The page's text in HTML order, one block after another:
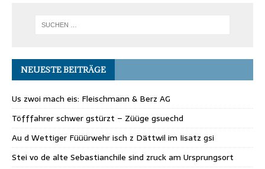
NEUESTE BEITRÄGE
Us zwoi mach eis: Fleischmann & Berz AG
Töfffahrer schwer gstürzt – Züüge gsuechd
Au d Wettiger Füüürwehr isch z Dättwil im Iisatz gsi
Stei vo de alte Sebastianchile sind zruck am Ursprungsort